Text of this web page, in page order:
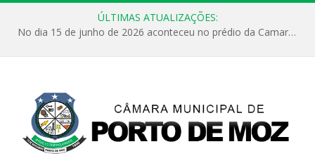
ÚLTIMAS ATUALIZAÇÕES:
No dia 15 de junho de 2026 aconteceu no prédio da Camara Municipal de Porto de Moz /Pará a Sessão Ordinária